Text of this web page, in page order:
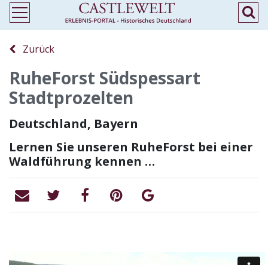
Zurück
RuheForst Südspessart
Stadtprozelten
Deutschland, Bayern
Lernen Sie unseren RuheForst bei einer
Waldführung kennen …